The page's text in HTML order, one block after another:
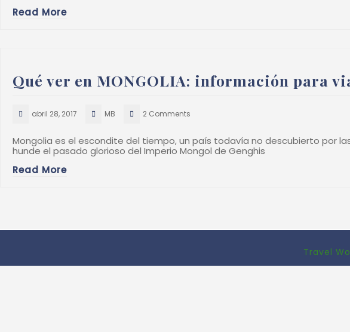
Read More
Qué ver en MONGOLIA: información para
abril 28, 2017 MB 2 Comments
Mongolia es el escondite del tiempo, un país todavía no descubierto por
hunde el pasado glorioso del Imperio Mongol de Genghis
Read More
Travel